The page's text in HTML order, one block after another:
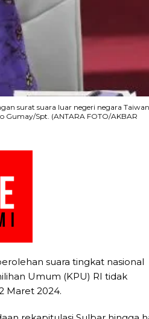
surat suara luar negeri negara
Gumay/Spt. (ANTARA FOTO/AKBAR
suara tingkat nasional
Umum (KPU) RI tidak
Maret 2024.